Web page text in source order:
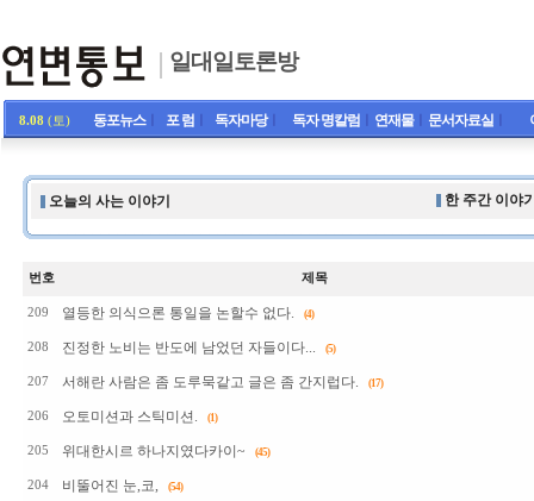
일대일토론방
8.08 (토) 동포뉴스ㅣ 포 럼 독자마당ㅣ 독자 명칼럼 연재물ㅣ 문서자료실
오늘의 사는 이야기 한 주간 이야
번호 제목
209 열등한 의식으론 통일을 논할수 없다. (4)
208 진정한 노비는 반도에 남었던 자들이다... (5)
207 서해란 사람은 좀 도루묵같고 글은 좀 간지럽다. (17)
206 오토미션과 스틱미션. (1)
205 위대한시르 하나지였다카이~ (45)
204 비뚤어진 눈,코, (54)